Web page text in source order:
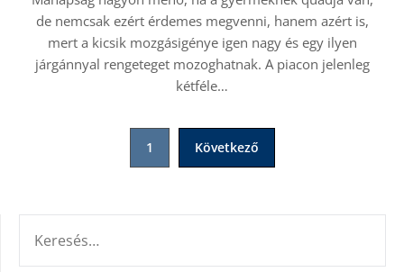
de nemcsak ezért érdemes megvenni, hanem azért is,
mert a kicsik mozgásigénye igen nagy és egy ilyen
járgánnyal rengeteget mozoghatnak. A piacon jelenleg
kétféle…
1 Következő